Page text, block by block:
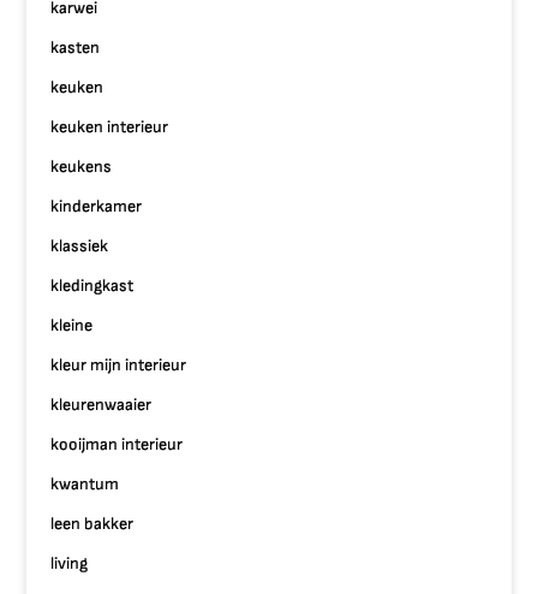
karwei
kasten
keuken
keuken interieur
keukens
kinderkamer
klassiek
kledingkast
kleine
kleur mijn interieur
kleurenwaaier
kooijman interieur
kwantum
leen bakker
living